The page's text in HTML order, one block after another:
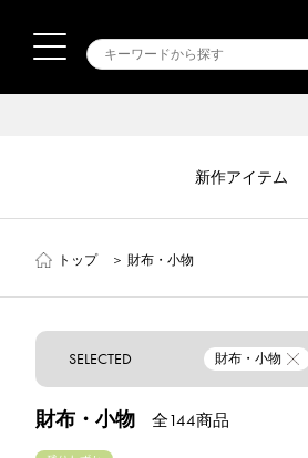
新作アイテム
トップ ＞ 財布・小物
SELECTED 財布・小物
財布・小物 全144商品